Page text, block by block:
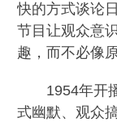
快的方式谈论
节目让观众意
趣，而不必像
1954年开播
式幽默、观众